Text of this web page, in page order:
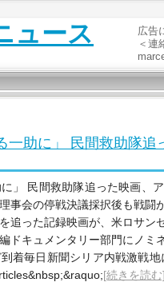
ュース
広告
＜連
一助に」 民間救助隊
に」 民間救助隊追った映画、
事会の停戦決議採択後も戦闘
追った記録映画が、米ロサン
ドキュメンタリー部門にノミ
着毎日新聞シリア内戦激戦
[続きを読む]